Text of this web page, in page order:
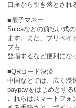
口座から引き落とされ
■電子マネー
Suicaなどの前払い式
ます。また、プリペイ
プも
登場するなど便利にな
■QRコード決済
中国などでは、広く浸
paypayをはじめとする
これらはスマートフォ